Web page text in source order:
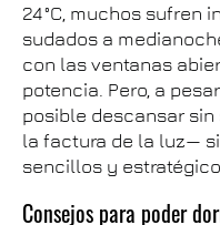
24 °C, muchos sufren
sudados a
con las ventanas
potencia. Pero, a
posible descansar
la factura de la luz—
sencillos y
Consejos para poder